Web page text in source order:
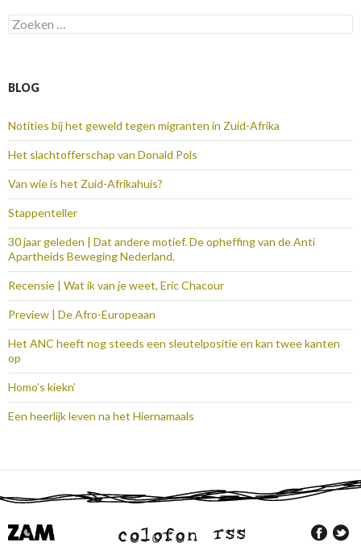
Zoeken
naar:
BLOG
Notities bij het geweld tegen migranten in Zuid-Afrika
Het slachtofferschap van Donald Pols
Van wie is het Zuid-Afrikahuis?
Stappenteller
30 jaar geleden | Dat andere motief. De opheffing van de Anti
Apartheids Beweging Nederland.
Recensie | Wat ik van je weet, Eric Chacour
Preview | De Afro-Europeaan
Het ANC heeft nog steeds een sleutelpositie en kan twee kanten
op
Homo’s kiekn’
Een heerlijk leven na het Hiernamaals